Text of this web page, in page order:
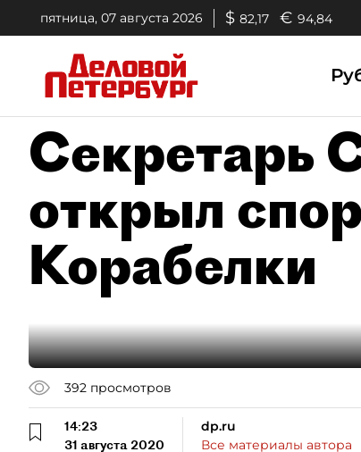
пятница, 07 августа 2026 $ 82,17 € 94,84
Секретарь
открыл
Корабелки
392 просмотров
14:23
31 августа 2020
dp.ru
Все материалы автора